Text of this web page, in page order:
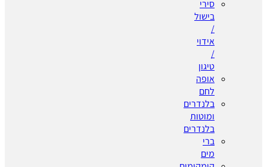
סירי
בישול
/
אידוי
/
טיגון
אופה
לחם
בלנדרים
ומוטות
בלנדרים
ברי
מים